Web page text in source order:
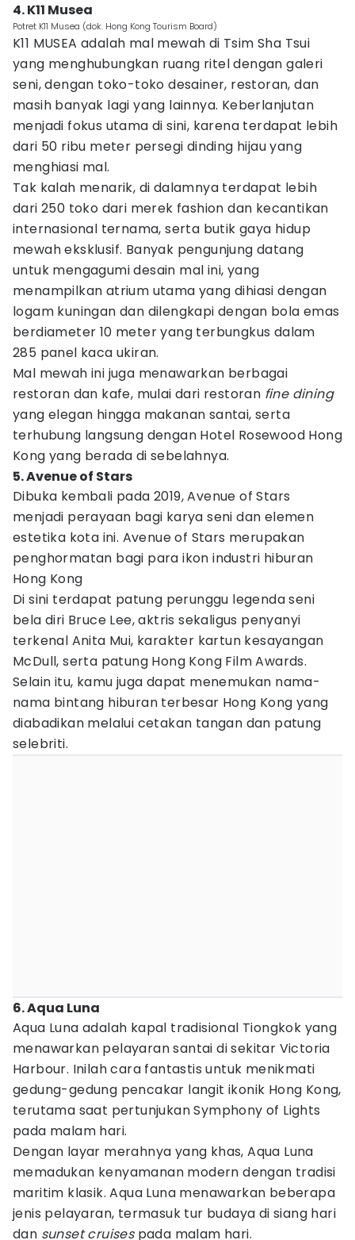
4. K11 Musea
Potret K11 Musea (dok. Hong Kong Tourism Board)
K11 MUSEA adalah mal mewah di Tsim Sha Tsui
yang menghubungkan ruang ritel dengan galeri
seni, dengan toko-toko desainer, restoran, dan
masih banyak lagi yang lainnya. Keberlanjutan
menjadi fokus utama di sini, karena terdapat lebih
dari 50 ribu meter persegi dinding hijau yang
menghiasi mal.
Tak kalah menarik, di dalamnya terdapat lebih
dari 250 toko dari merek fashion dan kecantikan
internasional ternama, serta butik gaya hidup
mewah eksklusif. Banyak pengunjung datang
untuk mengagumi desain mal ini, yang
menampilkan atrium utama yang dihiasi dengan
logam kuningan dan dilengkapi dengan bola emas
berdiameter 10 meter yang terbungkus dalam
285 panel kaca ukiran.
Mal mewah ini juga menawarkan berbagai
restoran dan kafe, mulai dari restoran fine dining
yang elegan hingga makanan santai, serta
terhubung langsung dengan Hotel Rosewood Hong
Kong yang berada di sebelahnya.
5. Avenue of Stars
Dibuka kembali pada 2019, Avenue of Stars
menjadi perayaan bagi karya seni dan elemen
estetika kota ini. Avenue of Stars merupakan
penghormatan bagi para ikon industri hiburan
Hong Kong
Di sini terdapat patung perunggu legenda seni
bela diri Bruce Lee, aktris sekaligus penyanyi
terkenal Anita Mui, karakter kartun kesayangan
McDull, serta patung Hong Kong Film Awards.
Selain itu, kamu juga dapat menemukan nama-
nama bintang hiburan terbesar Hong Kong yang
diabadikan melalui cetakan tangan dan patung
selebriti.
6. Aqua Luna
Aqua Luna adalah kapal tradisional Tiongkok yang
menawarkan pelayaran santai di sekitar Victoria
Harbour. Inilah cara fantastis untuk menikmati
gedung-gedung pencakar langit ikonik Hong Kong,
terutama saat pertunjukan Symphony of Lights
pada malam hari.
Dengan layar merahnya yang khas, Aqua Luna
memadukan kenyamanan modern dengan tradisi
maritim klasik. Aqua Luna menawarkan beberapa
jenis pelayaran, termasuk tur budaya di siang hari
dan sunset cruises pada malam hari.